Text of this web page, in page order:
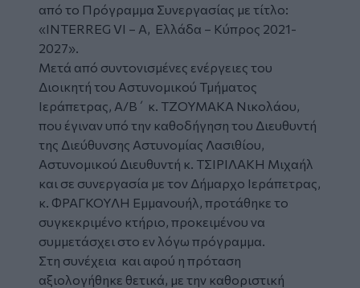
από το Πρόγραμμα Συνεργασίας με τίτλο:
«INTERREG VI – A, Ελλάδα – Κύπρος 2021-
2027».
Μετά από συντονισμένες ενέργειες του
Διοικητή του Αστυνομικού Τμήματος
Ιεράπετρας, Α/Β΄ κ. ΤΖΟΥΜΑΚΑ Νικολάου,
που έγιναν υπό την καθοδήγηση του Διευθυντή
της Διεύθυνσης Αστυνομίας Λασιθίου,
Αστυνομικού Διευθυντή κ. ΤΣΙΡΙΛΑΚΗ Μιχαήλ
και σε συνεργασία με τον Δήμαρχο Ιεράπετρας,
κ. ΦΡΑΓΚΟΥΛΗ Εμμανουήλ, προτάθηκε το
συγκεκριμένο κτήριο, προκειμένου να
συμμετάσχει στο εν λόγω πρόγραμμα.
Στη συνέχεια και αφού η πρόταση
αξιολογήθηκε θετικά, με την καθοριστική